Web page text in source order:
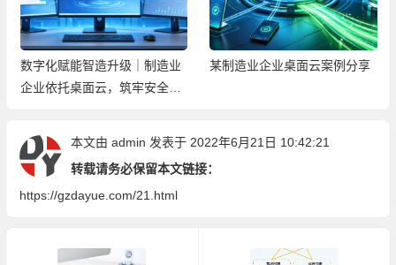
数字化赋能智造升级｜制造业
企业依托桌面云，筑牢安全高
某制造业企业桌面云案例分享
本文由 admin 发表于 2022年6月21日 10:42:21
转载请务必保留本文链接：
https://gzdayue.com/21.html